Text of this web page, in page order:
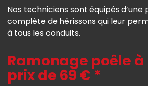
Nos techniciens sont équipés d’une
complète de hérissons qui leur
à tous les conduits.
Ramonage poêle à
prix de 69 € *